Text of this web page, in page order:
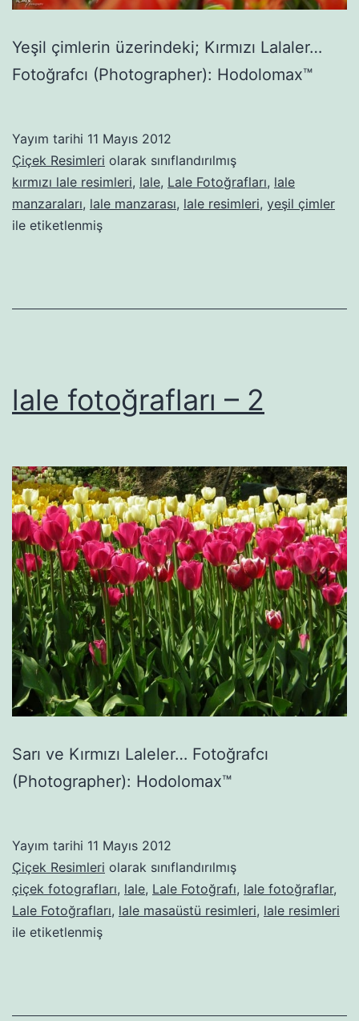
Yeşil çimlerin üzerindeki; Kırmızı Lalaler…
Fotoğrafcı (Photographer): Hodolomax™
Yayım tarihi 11 Mayıs 2012
Çiçek Resimleri olarak sınıflandırılmış
kırmızı lale resimleri, lale, Lale Fotoğrafları, lale
manzaraları, lale manzarası, lale resimleri, yeşil çimler
ile etiketlenmiş
lale fotoğrafları – 2
Sarı ve Kırmızı Laleler… Fotoğrafcı
(Photographer): Hodolomax™
Yayım tarihi 11 Mayıs 2012
Çiçek Resimleri olarak sınıflandırılmış
çiçek fotografları, lale, Lale Fotoğrafı, lale fotoğraflar,
Lale Fotoğrafları, lale masaüstü resimleri, lale resimleri
ile etiketlenmiş